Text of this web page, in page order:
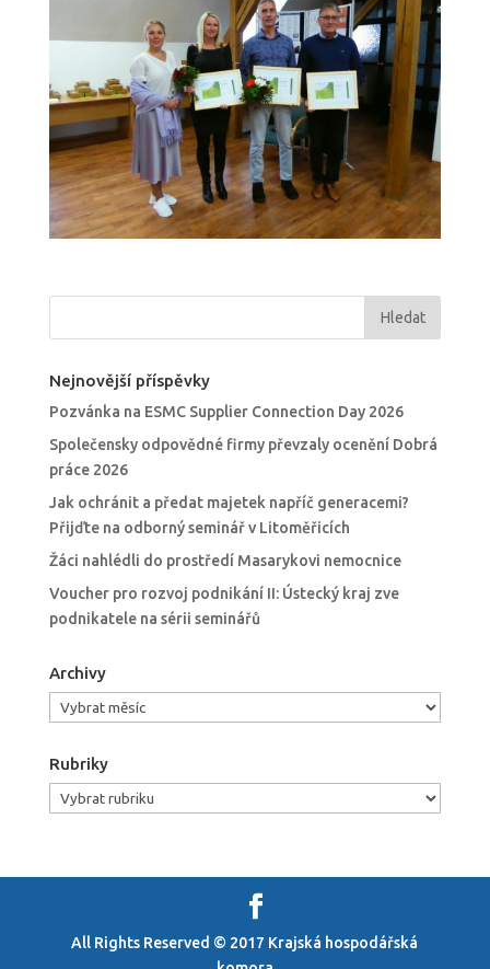
Nejnovější příspěvky
Pozvánka na ESMC Supplier Connection Day 2026
Společensky odpovědné firmy převzaly ocenění Dobrá
práce 2026
Jak ochránit a předat majetek napříč generacemi?
Přijďte na odborný seminář v Litoměřicích
Žáci nahlédli do prostředí Masarykovi nemocnice
Voucher pro rozvoj podnikání II: Ústecký kraj zve
podnikatele na sérii seminářů
Archivy
Archivy
Rubriky
Rubriky
All Rights Reserved © 2017 Krajská hospodářská